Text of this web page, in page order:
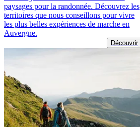
paysages pour la randonnée. Découvrez les
territoires que nous conseillons pour vivre
les plus belles expériences de marche en
Auvergne.
Découvrir